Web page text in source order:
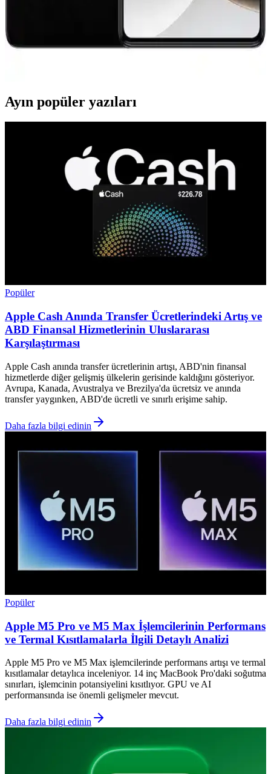
Tecno Camon 30 ile Tecno Spark 20 Pro
Karşılaştırması: Hangi Model Sizin İçin Uygun
Tecno Camon 30 ve Tecno Spark 20 Pro modellerini detaylı
Ayın popüler yazıları
Popüler
Apple Cash Anında Transfer Ücretlerindeki Artış ve
ABD Finansal Hizmetlerinin Uluslararası
Karşılaştırması
Apple Cash anında transfer ücretlerinin artışı, ABD'nin finansal
hizmetlerde diğer gelişmiş ülkelerin gerisinde kaldığını gösteriyor.
Avrupa, Kanada, Avustralya ve Brezilya'da ücretsiz ve anında
transfer yaygınken, ABD'de ücretli ve sınırlı erişime sahip.
Daha fazla bilgi edinin
Popüler
Apple M5 Pro ve M5 Max İşlemcilerinin Performans
ve Termal Kısıtlamalarla İlgili Detaylı Analizi
Apple M5 Pro ve M5 Max işlemcilerinde performans artışı ve termal
kısıtlamalar detaylıca inceleniyor. 14 inç MacBook Pro'daki soğutma
sınırları, işlemcinin potansiyelini kısıtlıyor. GPU ve AI
performansında ise önemli gelişmeler mevcut.
Daha fazla bilgi edinin